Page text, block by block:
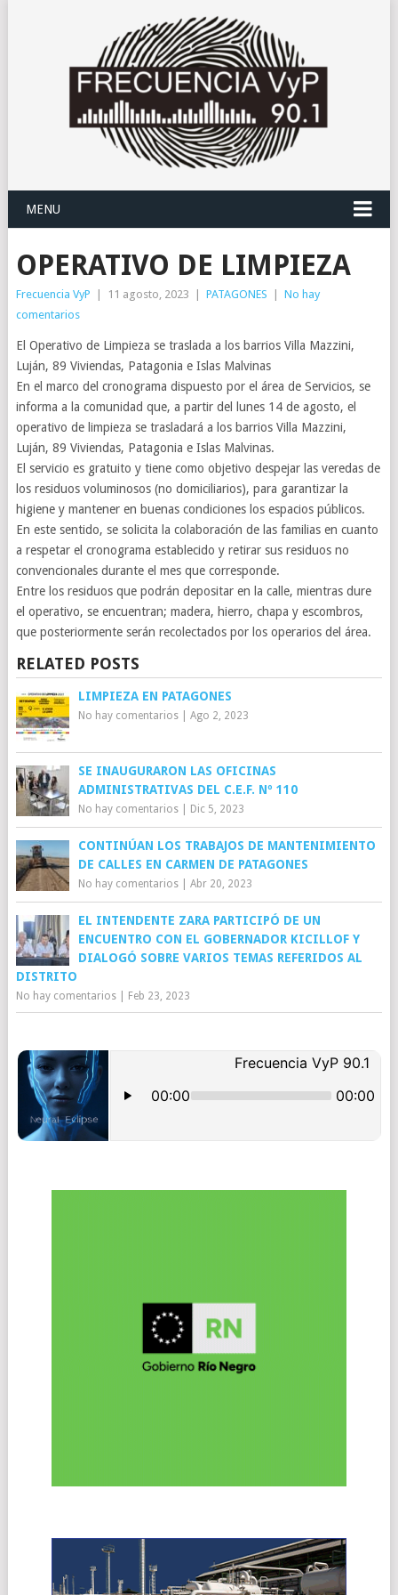
MENU
OPERATIVO DE LIMPIEZA
Frecuencia VyP 11 agosto, 2023 PATAGONES
No hay
comentarios
El Operativo de Limpieza se traslada a los barrios Villa Mazzini,
Luján, 89 Viviendas, Patagonia e Islas Malvinas
En el marco del cronograma dispuesto por el área de Servicios, se
informa a la comunidad que, a partir del lunes 14 de agosto, el
operativo de limpieza se trasladará a los barrios Villa Mazzini,
Luján, 89 Viviendas, Patagonia e Islas Malvinas.
El servicio es gratuito y tiene como objetivo despejar las veredas de
los residuos voluminosos (no domiciliarios), para garantizar la
higiene y mantener en buenas condiciones los espacios públicos.
En este sentido, se solicita la colaboración de las familias en cuanto
a respetar el cronograma establecido y retirar sus residuos no
convencionales durante el mes que corresponde.
Entre los residuos que podrán depositar en la calle, mientras dure
el operativo, se encuentran; madera, hierro, chapa y escombros,
que posteriormente serán recolectados por los operarios del área.
RELATED POSTS
LIMPIEZA EN PATAGONES
No hay comentarios| Ago 2, 2023
SE INAUGURARON LAS OFICINAS
ADMINISTRATIVAS DEL C.E.F. Nº 110
No hay comentarios| Dic 5, 2023
CONTINÚAN LOS TRABAJOS DE MANTENIMIENTO
DE CALLES EN CARMEN DE PATAGONES
No hay comentarios| Abr 20, 2023
EL INTENDENTE ZARA PARTICIPÓ DE UN
ENCUENTRO CON EL GOBERNADOR KICILLOF Y
DIALOGÓ SOBRE VARIOS TEMAS REFERIDOS AL
DISTRITO
No hay comentarios| Feb 23, 2023